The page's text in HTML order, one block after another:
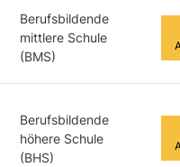
Berufsbildende
mittlere Schule
(BMS)
Berufsbildende
höhere Schule
(BHS)